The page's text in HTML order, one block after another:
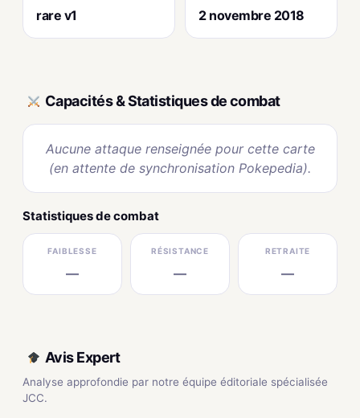
rare v1 2 novembre 2018
Capacités & Statistiques de combat
Aucune attaque renseignée pour cette carte
(en attente de synchronisation Pokepedia).
Statistiques de combat
FAIBLESSE
—
RÉSISTANCE
—
RETRAITE
—
Avis Expert
Analyse approfondie par notre équipe éditoriale spécialisée
JCC.